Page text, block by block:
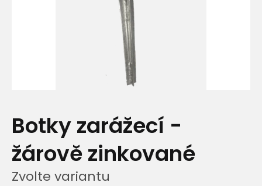
Botky zarážecí -
žárově zinkované
Zvolte variantu